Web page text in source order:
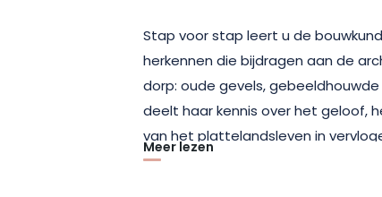
Stap voor stap leert u de
herkennen die bijdragen aan de
dorp: oude gevels,
deelt haar kennis over het geloof,
van het plattelandsleven in
gebouwen nauwkeurig te lezen.
Meer lezen